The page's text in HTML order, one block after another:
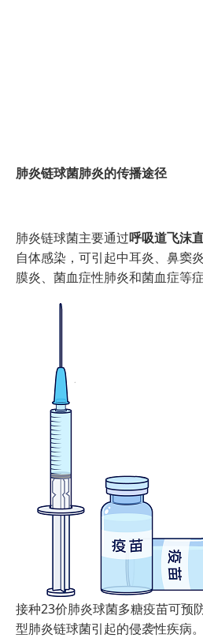
肺炎链球菌肺炎的传播途径
肺炎链球菌主要通过呼吸道飞沫
自体感染，可引起中耳炎、鼻窦
膜炎、菌血症性肺炎和菌血症等
接种23价肺炎球菌多糖疫苗可预
型肺炎链球菌引起的侵袭性疾病。